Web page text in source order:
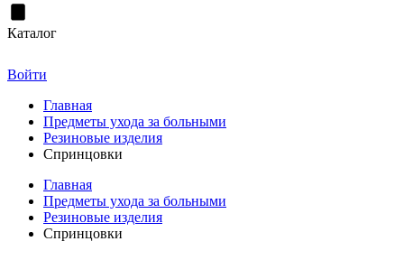
Каталог
Войти
Главная
Предметы ухода за больными
Резиновые изделия
Спринцовки
Главная
Предметы ухода за больными
Резиновые изделия
Спринцовки